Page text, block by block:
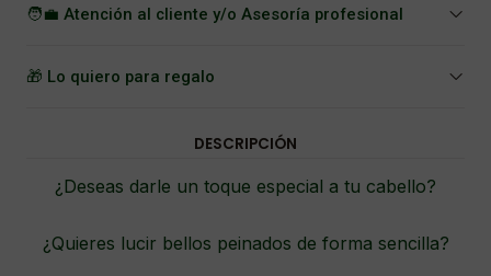
🧑‍💼 Atención al cliente y/o Asesoría profesional
🎁 Lo quiero para regalo
DESCRIPCIÓN
¿Deseas darle un toque especial a tu cabello?
¿Quieres lucir bellos peinados de forma sencilla?